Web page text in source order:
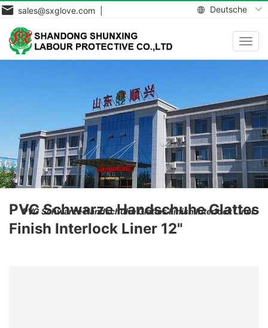
Deutsche
sales@sxglove.com |
PVC Schwarze Handschuhe Glattes
Finish Interlock Liner 12"
PVC Schwarze Handschuhe Glattes Finish Interlock Liner